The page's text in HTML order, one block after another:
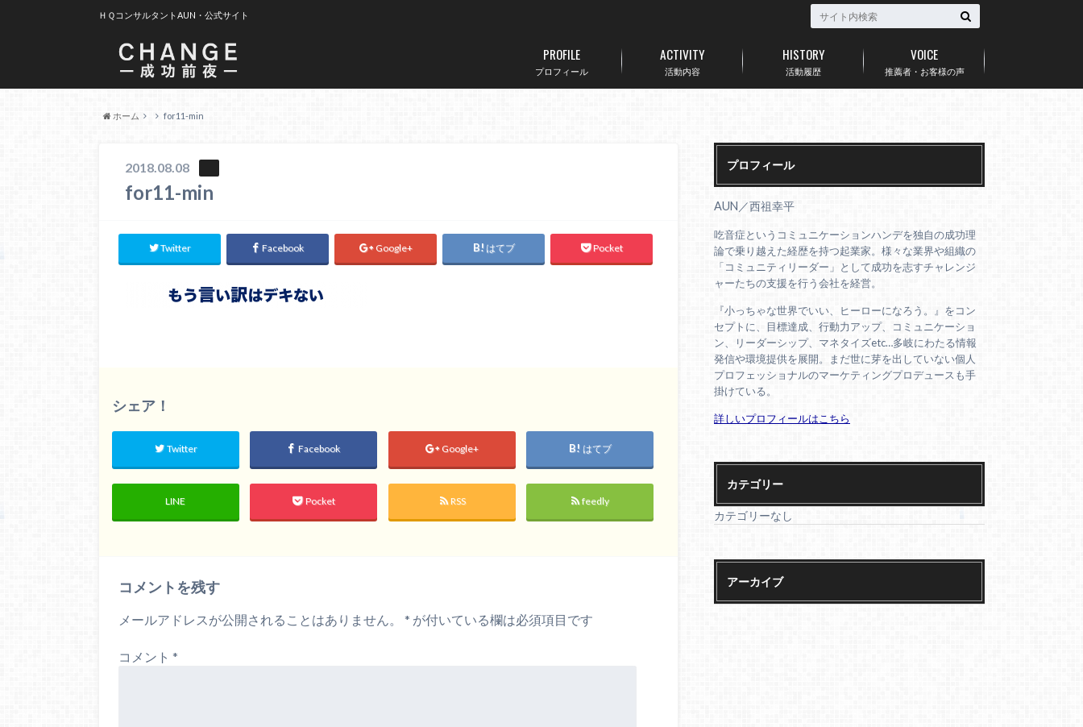
ＨＱコンサルタントAUN・公式サイト
プロフィール
PROFILE
活動内容
ACTIVITY
活動履歴
HISTORY
推薦者・お客様の声
VOICE
ホーム for11-min
2018.08.08
for11-min
Twitter Facebook Google+ はてブ Pocket
シェア！
Twitter Facebook Google+ はてブ
LINE Pocket RSS feedly
コメントを残す
メールアドレスが公開されることはありません。 * が付いている欄は必須項目です
コメント *
プロフィール
AUN／西祖幸平
吃音症というコミュニケーションハンデを独自の成功理
論で乗り越えた経歴を持つ起業家。様々な業界や組織の
「コミュニティリーダー」として成功を志すチャレンジ
ャーたちの支援を行う会社を経営。
『小っちゃな世界でいい、ヒーローになろう。』をコン
セプトに、目標達成、行動力アップ、コミュニケーショ
ン、リーダーシップ、マネタイズetc…多岐にわたる情報
発信や環境提供を展開。まだ世に芽を出していない個人
プロフェッショナルのマーケティングプロデュースも手
掛けている。
詳しいプロフィールはこちら
カテゴリー
カテゴリーなし
アーカイブ